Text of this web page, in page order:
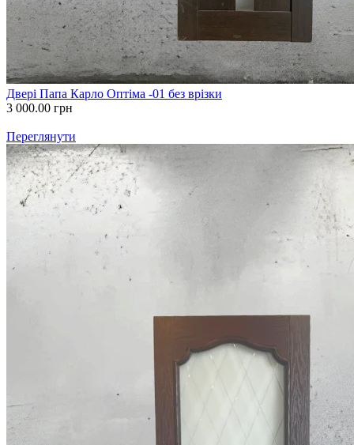
Двері Папа Карло Оптіма -01 без врізки
3 000.00 грн
Переглянути